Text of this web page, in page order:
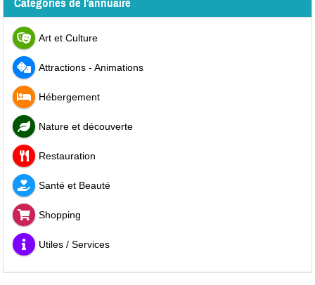
Art et Culture
Attractions - Animations
Hébergement
Nature et découverte
Restauration
Santé et Beauté
Shopping
Utiles / Services